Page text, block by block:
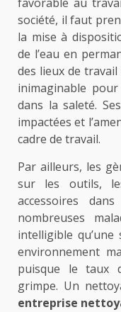
société, il faut
la mise à
de l’eau en
des lieux de
inimaginable
dans la saleté.
impactées et
cadre de travail.
Par ailleurs, les
sur les outils,
accessoires
nombreuses
intelligible
environnement
puisque le taux
grimpe. Un
entreprise